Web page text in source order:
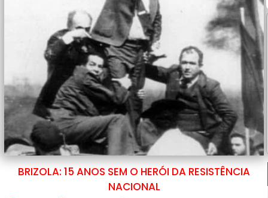
BRIZOLA: 15 ANOS SEM O HERÓI DA RESISTÊNCIA
NACIONAL